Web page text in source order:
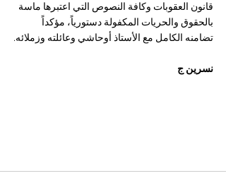
قانون العقوبات وكافة النصوص التي اعتبرها ماسة
بالحقوق والحريات المكفولة دستورياً، مؤكداً
تضامنه الكامل مع الأستاذ أوحاشي وعائلته وزملائه.
نسرين ج